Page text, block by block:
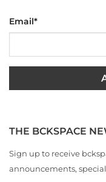
Email*
THE BCKSPACE
Sign up to receive
announcements,